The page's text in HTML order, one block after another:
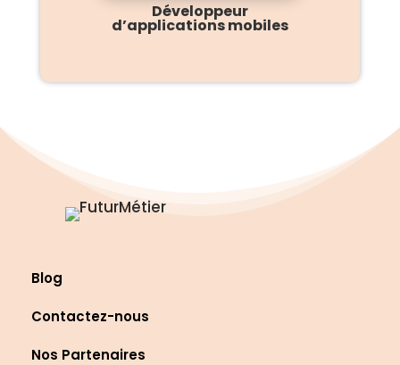
Développeur
d’applications mobiles
Blog
Contactez-nous
Nos Partenaires